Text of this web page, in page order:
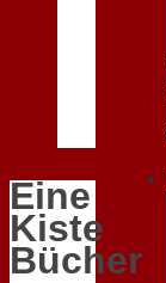
Eine
Kiste
Bücher